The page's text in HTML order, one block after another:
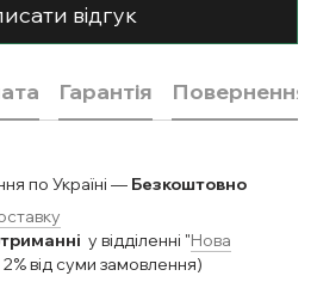
відгук
Гарантія Повернення
по Україні — Безкоштовно
у відділенні "Нова
2% від суми замовлення)